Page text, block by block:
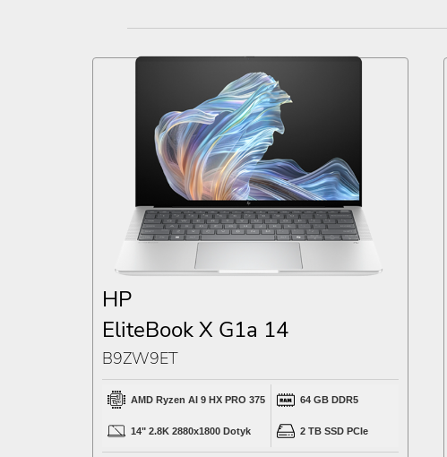
HP
EliteBook X G1a 14
B9ZW9ET
AMD Ryzen AI 9 HX PRO 375 64 GB DDR5
14" 2.8K 2880x1800 Dotyk 2 TB SSD PCIe